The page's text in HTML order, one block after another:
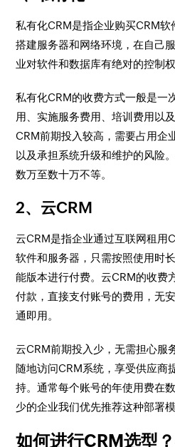
私有化CRM是指企业购买CRM
搭建服务器和网络环境，在自己
业对软件和数据库有绝对的控制权
私有化CRM的收费方式一般是一
用、实施服务费用、培训费用以
CRM前期投入较高，需要占用企
以及承担系统升级和维护的风险
数万至数十万不等。
2、云CRM
云CRM是指企业通过互联网租用
软件和服务器，只需按照使用时
能版本进行付费。云CRM的收费
付款，直接支付账号的费用，无
通即用。
云CRM前期投入少，无需担心服
随地访问CRM系统，享受供应商
持。通常每个账号的年使用费在
少的企业我们优先推荐这种部署模
如何进行CRM选型